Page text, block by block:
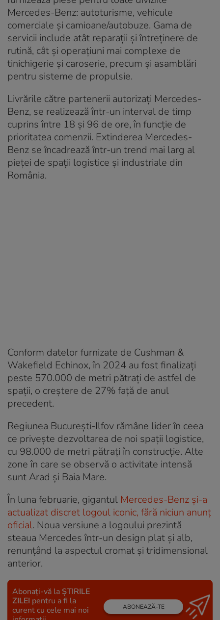
Mercedes-Benz: autoturisme, vehicule
comerciale și camioane/autobuze. Gama de
servicii include atât reparații și întreținere de
rutină, cât și operațiuni mai complexe de
tinichigerie și caroserie, precum și asamblări
pentru sisteme de propulsie.
Livrările către partenerii autorizați Mercedes-
Benz, se realizează într-un interval de timp
cuprins între 18 și 96 de ore, în funcție de
prioritatea comenzii. Extinderea Mercedes-
Benz se încadrează într-un trend mai larg al
pieței de spații logistice și industriale din
România.
Conform datelor furnizate de Cushman &
Wakefield Echinox, în 2024 au fost finalizați
peste 570.000 de metri pătrați de astfel de
spații, o creștere de 27% față de anul
precedent.
Regiunea București-Ilfov rămâne lider în ceea
ce privește dezvoltarea de noi spații logistice,
cu 98.000 de metri pătrați în construcție. Alte
zone în care se observă o activitate intensă
sunt Arad și Baia Mare.
În luna februarie, gigantul Mercedes-Benz și-a
actualizat discret logoul iconic, fără niciun anunț
oficial. Noua versiune a logoului prezintă
steaua Mercedes într-un design plat și alb,
renunțând la aspectul cromat și tridimensional
anterior.
Abonați-vă la ȘTIRILE
ZILEI pentru a fi la
curent cu cele mai noi
ABONEAZĂ-TE